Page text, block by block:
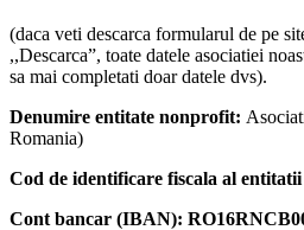
(daca veti descarca formularul de pe
,,Descarca”, toate datele asociatiei
sa mai completati doar datele dvs).
Denumire entitate nonprofit:
Romania)
Cod de identificare fiscala al
Cont bancar (IBAN):